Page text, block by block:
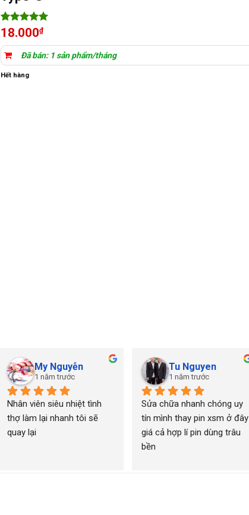
5trên 5
dựa trên
1
đánh giá
18.000₫
Đã bán: 1 sản phẩm/tháng
Hết hàng
My Nguyễn
1 năm trước
Nhân viên siêu nhiệt tình
thợ làm lại nhanh tôi sẽ
quay lại
Tu Nguyen
1 năm trước
Sửa chữa nhanh chóng uy
tín mình thay pin xsm ở đây
giá cả hợp lí pin dùng trâu
bền